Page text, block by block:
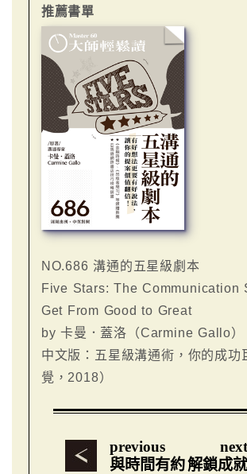
推薦書單
NO.686 溝通的五星級劇本
Five Stars: The Communication
Get From Good to Great
by 卡曼．蓋洛（Carmine Gallo）
中文版：五星級溝通術，你的成功
覺，2018）
previous
與時間有約
next
解鎖成就